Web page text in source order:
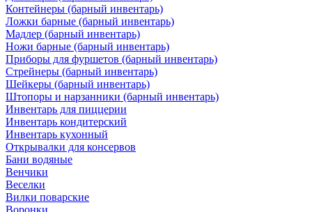
Контейнеры (барный инвентарь)
Ложки барные (барный инвентарь)
Мадлер (барный инвентарь)
Ножи барные (барный инвентарь)
Приборы для фуршетов (барный инвентарь)
Стрейнеры (барный инвентарь)
Шейкеры (барный инвентарь)
Штопоры и нарзанники (барный инвентарь)
Инвентарь для пиццерии
Инвентарь кондитерский
Инвентарь кухонный
Открывалки для консервов
Бани водяные
Венчики
Веселки
Вилки поварские
Воронки